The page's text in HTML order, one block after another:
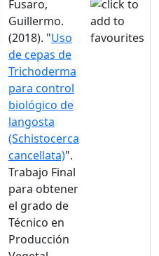
Fusaro,
Guillermo.
(2018). "Uso
de cepas de
Trichoderma
para control
biológico de
langosta
(Schistocerca
cancellata)".
Trabajo Final
para obtener
el grado de
Técnico en
Producción